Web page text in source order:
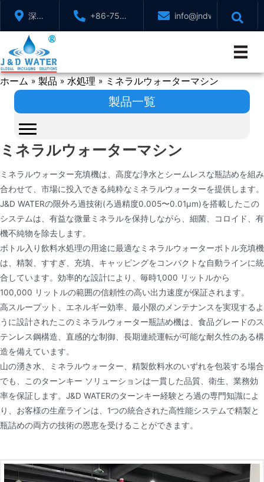
ツ
へ
深セ
ン、
広東
省、
中国
+86-755-
88321071
info@jndwater.com
ホーム » 製品 » 水処理 » ミネラルウォーターマシン
製品一覧
ミネラルウォーターマシン
ミネラルウォーター充填機は、高度な浄水とシームレスな瓶詰めを組み
合わせて、市場に投入できる純粋なミネラルウォーターを提供します。
J&D WATERの限外ろ過技術(ろ過精度0.005〜0.01μm)を搭載したこの
システムは、有益な微量ミネラルを保持しながら、細菌、コロイド、有
機不純物を除去します。
ボトル入り飲料水処理の用途に最適なミネラルウォーターボトル充填機
は、精製、すすぎ、充填、キャッピングをコンパクトな自動ラインに統
合しています。効率的な設計により、毎時1,000 リットルから
100,000 リットルの範囲の信頼性の高い出力速度が保証されます。
高スループット、エネルギー効率、最小限のメンテナンスを実現するよ
うに設計されたこのミネラルウォーター瓶詰め機は、食品グレードのス
テンレス鋼構造、直感的な制御、長期連続運転が可能な耐久性のある構
造を備えています。
山の湧き水、ミネラルウォーター、精製飲料水のいずれを包装する場合
でも、このターンキー ソリューションは一貫した品質、衛生、業務効
率を保証します。J&D WATERのターンキー経験とろ過の専門知識によ
り、お客様の生産ラインは、1つの統合された高性能システムで精製と
瓶詰めの両方の技術の恩恵を受けることができます。